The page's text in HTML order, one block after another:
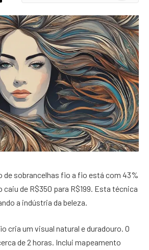
de sobrancelhas fio a fio está com 43%
caiu de R$350 para R$199. Esta técnica
a indústria da beleza.
cria um visual natural e duradouro. O
de 2 horas. Inclui mapeamento